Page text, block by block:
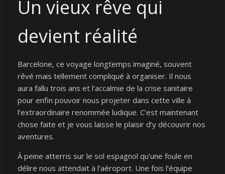
Un vieux rêve qui
devient réalité
Barcelone, ce voyage longtemps imaginé, souvent
rêvé mais tellement compliqué à organiser. Il nous
aura fallu trois ans et l’accalmie de la crise sanitaire
pour enfin pouvoir nous projeter dans cette ville à
l’extraordinaire renommée ludique. C’est maintenant
chose faite et je vous laisse le plaisir d’y découvrir nos
aventures.
À peine atterris sur le sol espagnol qu’une foule en
délire nous attendait à l’aéroport. Une fois l’équipe